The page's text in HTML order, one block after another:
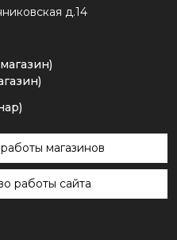
д.14
магазинов
работы сайта